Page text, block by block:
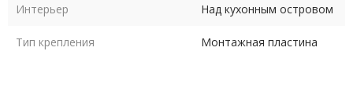
Интерьер Над кухонным островом
Тип крепления Монтажная пластина